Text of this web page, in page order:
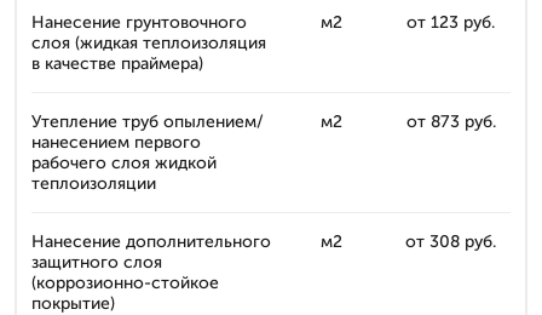
Нанесение грунтовочного
слоя (жидкая теплоизоляция
в качестве праймера)
м2 от 123 руб.
Утепление труб опылением/
нанесением первого
рабочего слоя жидкой
теплоизоляции
м2 от 873 руб.
Нанесение дополнительного
защитного слоя
(коррозионно-стойкое
покрытие)
м2 от 308 руб.